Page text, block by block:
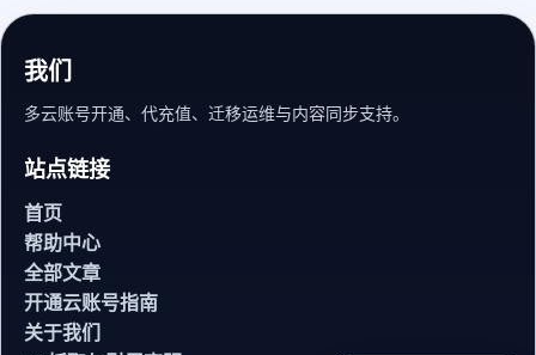
我们
多云账号开通、代充值、迁移运维与内容同步支持。
站点链接
首页
帮助中心
全部文章
开通云账号指南
关于我们